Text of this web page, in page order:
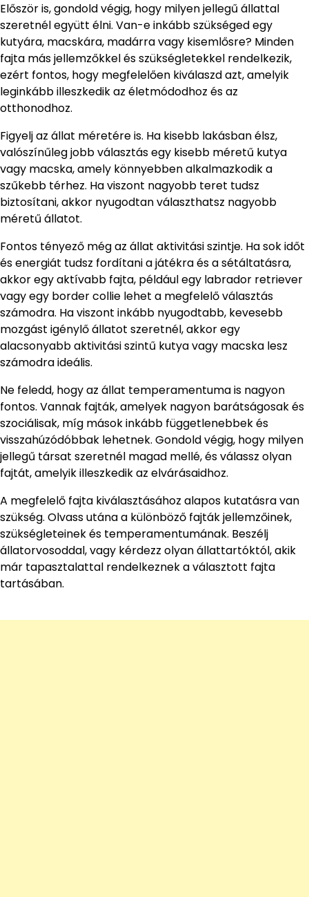
Először is, gondold végig, hogy milyen jellegű állattal
szeretnél együtt élni. Van-e inkább szükséged egy
kutyára, macskára, madárra vagy kisemlősre? Minden
fajta más jellemzőkkel és szükségletekkel rendelkezik,
ezért fontos, hogy megfelelően kiválaszd azt, amelyik
leginkább illeszkedik az életmódodhoz és az
otthonodhoz.
Figyelj az állat méretére is. Ha kisebb lakásban élsz,
valószínűleg jobb választás egy kisebb méretű kutya
vagy macska, amely könnyebben alkalmazkodik a
szűkebb térhez. Ha viszont nagyobb teret tudsz
biztosítani, akkor nyugodtan választhatsz nagyobb
méretű állatot.
Fontos tényező még az állat aktivitási szintje. Ha sok időt
és energiát tudsz fordítani a játékra és a sétáltatásra,
akkor egy aktívabb fajta, például egy labrador retriever
vagy egy border collie lehet a megfelelő választás
számodra. Ha viszont inkább nyugodtabb, kevesebb
mozgást igénylő állatot szeretnél, akkor egy
alacsonyabb aktivitási szintű kutya vagy macska lesz
számodra ideális.
Ne feledd, hogy az állat temperamentuma is nagyon
fontos. Vannak fajták, amelyek nagyon barátságosak és
szociálisak, míg mások inkább függetlenebbek és
visszahúzódóbbak lehetnek. Gondold végig, hogy milyen
jellegű társat szeretnél magad mellé, és válassz olyan
fajtát, amelyik illeszkedik az elvárásaidhoz.
A megfelelő fajta kiválasztásához alapos kutatásra van
szükség. Olvass utána a különböző fajták jellemzőinek,
szükségleteinek és temperamentumának. Beszélj
állatorvosoddal, vagy kérdezz olyan állattartóktól, akik
már tapasztalattal rendelkeznek a választott fajta
tartásában.